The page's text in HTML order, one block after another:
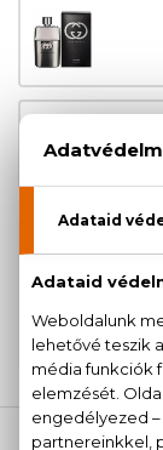
100%
garanciával
20 779
LEÍRÁS